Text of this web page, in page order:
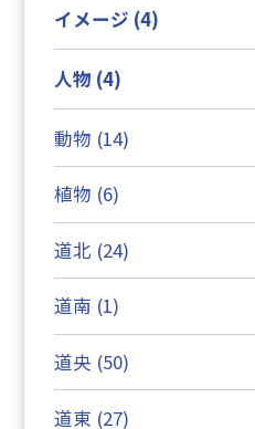
イメージ (4)
人物 (4)
動物 (14)
植物 (6)
道北 (24)
道南 (1)
道央 (50)
道東 (27)